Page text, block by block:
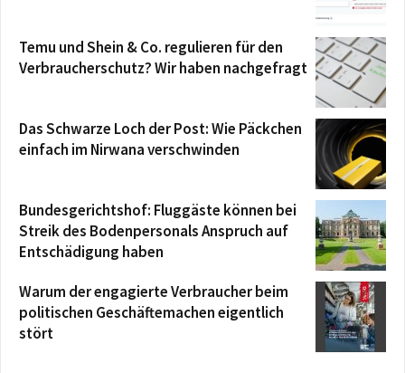
Temu und Shein & Co. regulieren für den
Verbraucherschutz? Wir haben nachgefragt
Das Schwarze Loch der Post: Wie Päckchen
einfach im Nirwana verschwinden
Bundesgerichtshof: Fluggäste können bei
Streik des Bodenpersonals Anspruch auf
Entschädigung haben
Warum der engagierte Verbraucher beim
politischen Geschäftemachen eigentlich
stört